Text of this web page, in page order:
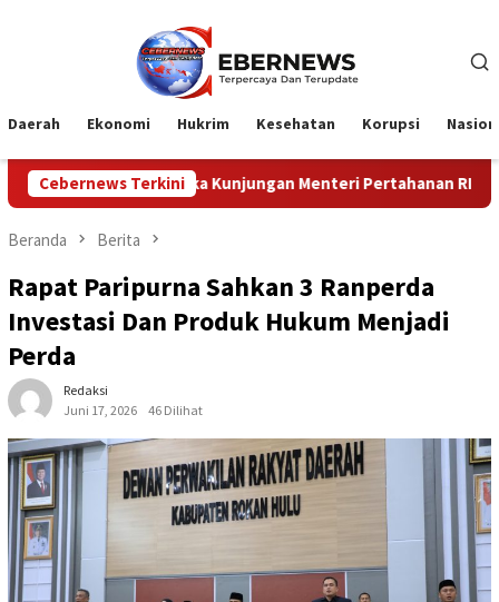
Daerah Ekonomi Hukrim Kesehatan Korupsi
Cebernews Terkini
Menteri Pertahanan RI Profesionalisme Prajurit Jadi
Beranda Berita
Rapat Paripurna Sahkan 3 Ranperda
Investasi Dan Produk Hukum Menjadi
Perda
Redaksi
Juni 17, 2026
46 Dilihat